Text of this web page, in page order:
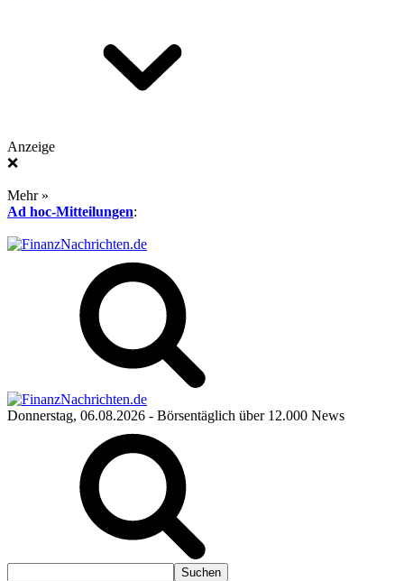
Anzeige
❌
Mehr »
Ad hoc-Mitteilungen:
Donnerstag, 06.08.2026 - Börsentäglich über 12.000 News